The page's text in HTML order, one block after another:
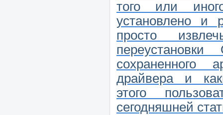
того или
установлено и
просто
сохраненного
драйвера и
этого
сегодняшней